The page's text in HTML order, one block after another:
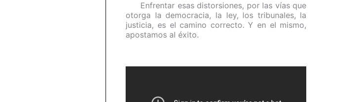
Enfrentar esas distorsiones, por las vías que
otorga la democracia, la ley, los tribunales, la
justicia, es el camino correcto. Y en el mismo,
apostamos al éxito.